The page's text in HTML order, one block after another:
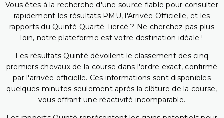
Vous êtes à la recherche d'une source fiable pour consulter
rapidement les résultats PMU, l'Arrivée Officielle, et les
rapports du Quinté Quarté Tiercé ? Ne cherchez pas plus
loin, notre plateforme est votre destination idéale !
Les résultats Quinté dévoilent le classement des cinq
premiers chevaux de la course dans l'ordre exact, confirmé
par l'arrivée officielle. Ces informations sont disponibles
quelques minutes seulement après la clôture de la course,
vous offrant une réactivité incomparable.